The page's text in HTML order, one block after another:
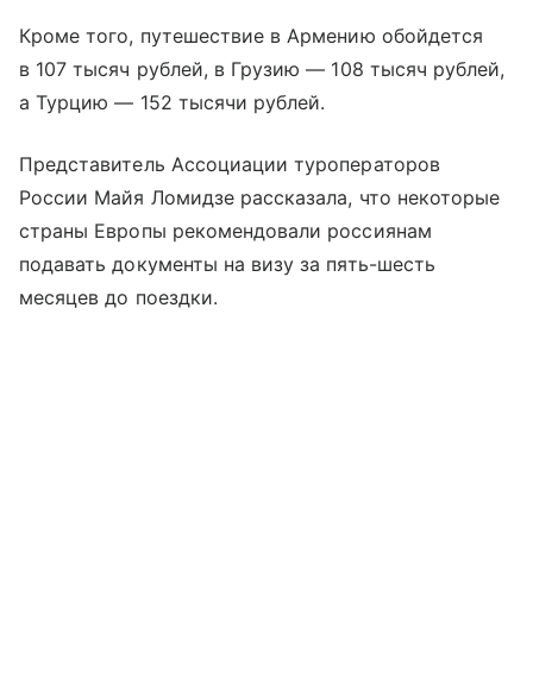
Кроме того, путешествие в Армению обойдется
в 107 тысяч рублей, в Грузию — 108 тысяч рублей,
а Турцию — 152 тысячи рублей.
Представитель Ассоциации туроператоров
России Майя Ломидзе рассказала, что некоторые
страны Европы рекомендовали россиянам
подавать документы на визу за пять-шесть
месяцев до поездки.